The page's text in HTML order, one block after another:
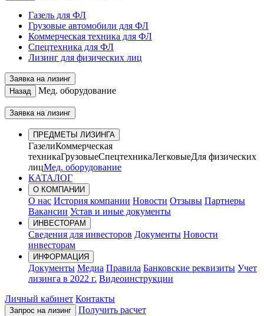
Газель для ФЛ
Грузовые автомобили для ФЛ
Коммерческая техника для ФЛ
Спецтехника для ФЛ
Лизинг для физических лиц
Заявка на лизинг
Назад
Мед. оборудование
Заявка на лизинг
ПРЕДМЕТЫ ЛИЗИНГА
ГазелиКоммерческая
техникаГрузовыеСпецтехникаЛегковыеДля физических
лицМед. оборудование
КАТАЛОГ
О КОМПАНИИ
О нас История компании Новости Отзывы Партнеры
Вакансии Устав и иные документы
ИНВЕСТОРАМ
Сведения для инвесторов Документы Новости
инвесторам
ИНФОРМАЦИЯ
Документы Медиа Правила Банковские реквизиты Учет
лизинга в 2022 г. Видеоинструкции
Личный кабинет Контакты
Запрос на лизинг Получить расчет